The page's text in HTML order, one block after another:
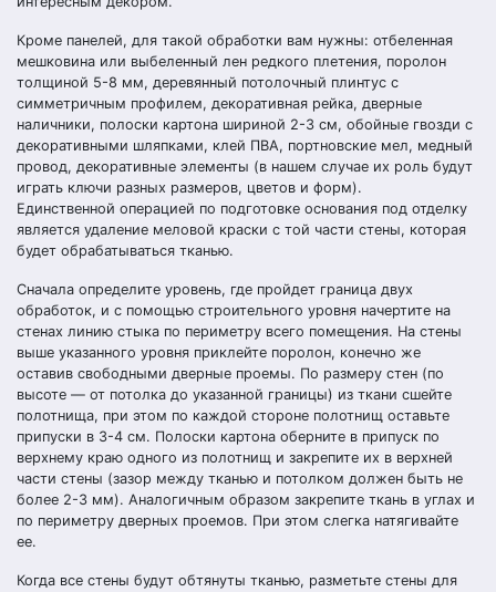
Кроме панелей, для такой обработки вам нужны: отбеленная
мешковина или выбеленный лен редкого плетения, поролон
толщиной 5-8 мм, деревянный потолочный плинтус с
симметричным профилем, декоративная рейка, дверные
наличники, полоски картона шириной 2-3 см, обойные гвозди с
декоративными шляпками, клей ПВА, портновские мел, медный
провод, декоративные элементы (в нашем случае их роль будут
играть ключи разных размеров, цветов и форм).
Единственной операцией по подготовке основания под отделку
является удаление меловой краски с той части стены, которая
будет обрабатываться тканью.
Сначала определите уровень, где пройдет граница двух
обработок, и с помощью строительного уровня начертите на
стенах линию стыка по периметру всего помещения. На стены
выше указанного уровня приклейте поролон, конечно же
оставив свободными дверные проемы. По размеру стен (по
высоте — от потолка до указанной границы) из ткани сшейте
полотнища, при этом по каждой стороне полотнищ оставьте
припуски в 3-4 см. Полоски картона оберните в припуск по
верхнему краю одного из полотнищ и закрепите их в верхней
части стены (зазор между тканью и потолком должен быть не
более 2-3 мм). Аналогичным образом закрепите ткань в углах и
по периметру дверных проемов. При этом слегка натягивайте
ее.
Когда все стены будут обтянуты тканью, разметьте стены для